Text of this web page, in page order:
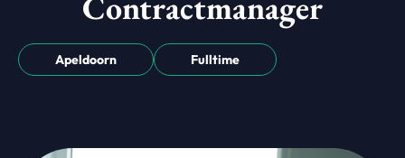
Apeldoorn Fulltime